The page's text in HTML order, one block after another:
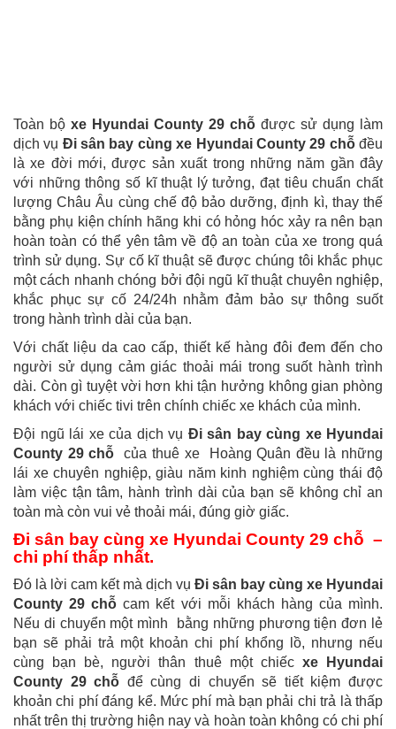
Toàn bộ xe Hyundai County 29 chỗ được sử dụng làm
dịch vụ Đi sân bay cùng xe Hyundai County 29 chỗđều
là xe đời mới, được sản xuất trong những năm gần đây
với những thông số kĩ thuật lý tưởng, đạt tiêu chuẩn chất
lượng Châu Âu cùng chế độ bảo dưỡng, định kì, thay thế
bằng phụ kiện chính hãng khi có hỏng hóc xảy ra nên bạn
hoàn toàn có thể yên tâm về độ an toàn của xe trong quá
trình sử dụng. Sự cố kĩ thuật sẽ được chúng tôi khắc phục
một cách nhanh chóng bởi đội ngũ kĩ thuật chuyên nghiệp,
khắc phục sự cố 24/24h nhằm đảm bảo sự thông suốt
trong hành trình dài của bạn.
Với chất liệu da cao cấp, thiết kế hàng đôi đem đến cho
người sử dụng cảm giác thoải mái trong suốt hành trình
dài. Còn gì tuyệt vời hơn khi tận hưởng không gian phòng
khách với chiếc tivi trên chính chiếc xe khách của mình.
Đội ngũ lái xe của dịch vụ Đi sân bay cùng xe Hyundai
County 29 chỗ của thuê xe Hoàng Quân đều là những
lái xe chuyên nghiệp, giàu năm kinh nghiệm cùng thái độ
làm việc tận tâm, hành trình dài của bạn sẽ không chỉ an
toàn mà còn vui vẻ thoải mái, đúng giờ giấc.
Đi sân bay cùng xe Hyundai County 29 chỗ –
chi phí thấp nhất.
Đó là lời cam kết mà dịch vụ Đi sân bay cùng xe Hyundai
County 29 chỗ cam kết với mỗi khách hàng của mình.
Nếu di chuyển một mình bằng những phương tiện đơn lẻ
bạn sẽ phải trả một khoản chi phí khổng lồ, nhưng nếu
cùng bạn bè, người thân thuê một chiếc xe Hyundai
County 29 chỗ để cùng di chuyển sẽ tiết kiệm được
khoản chi phí đáng kể. Mức phí mà bạn phải chi trả là thấp
nhất trên thị trường hiện nay và hoàn toàn không có chi phí